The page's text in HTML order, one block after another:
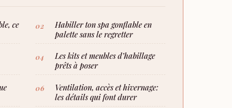
ce
Habiller ton spa gonflable en
palette sans le regretter
Les kits et meubles d’habillage
prêts à poser
Ventilation, accès et hivernage:
les détails qui font durer